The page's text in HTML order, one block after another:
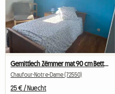
Gemittlech Zëmmer mat 90 cm Bett, 6 km vun der Universitéit Le Mans
Chaufour-Notre-Dame (72550)
25 € / Nuecht